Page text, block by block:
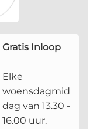
Gratis Inloop
Elke
woensdagmid
dag van 13.30 -
16.00 uur.